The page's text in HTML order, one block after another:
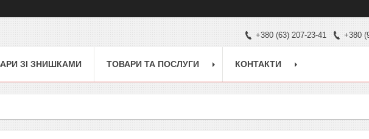
+380 (63) 207-23-41 +380
ЗІ ЗНИШКАМИ ТОВАРИ ТА ПОСЛУГИ КОНТАКТИ